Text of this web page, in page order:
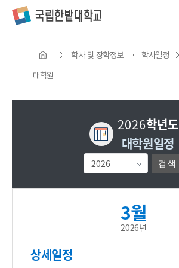
학사 및 장학정보 학사일정
대학원
2026학년도
대학원일정
검색
3월
2026년
상세일정